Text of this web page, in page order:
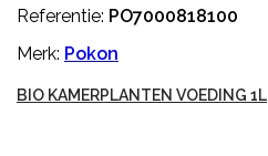
Referentie: PO7000818100
Merk: Pokon
BIO KAMERPLANTEN VOEDING 1L